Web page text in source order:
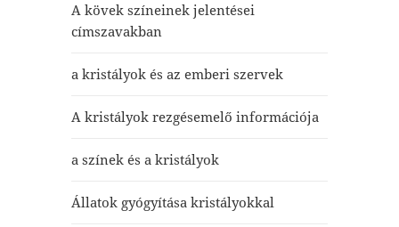
A kövek színeinek jelentései
címszavakban
a kristályok és az emberi szervek
A kristályok rezgésemelő információja
a színek és a kristályok
Állatok gyógyítása kristályokkal